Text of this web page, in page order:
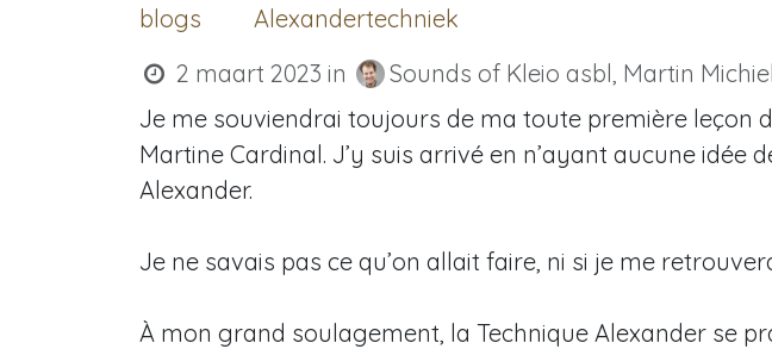
blogs
Alexandertechniek
2 maart 2023 in Sounds of Kleio asbl, Martin
Je me souviendrai toujours de ma toute première leçon
Martine Cardinal. J’y suis arrivé en n’ayant aucune idée
Alexander.
Je ne savais pas ce qu’on allait faire, ni si je me
À mon grand soulagement, la Technique Alexander se